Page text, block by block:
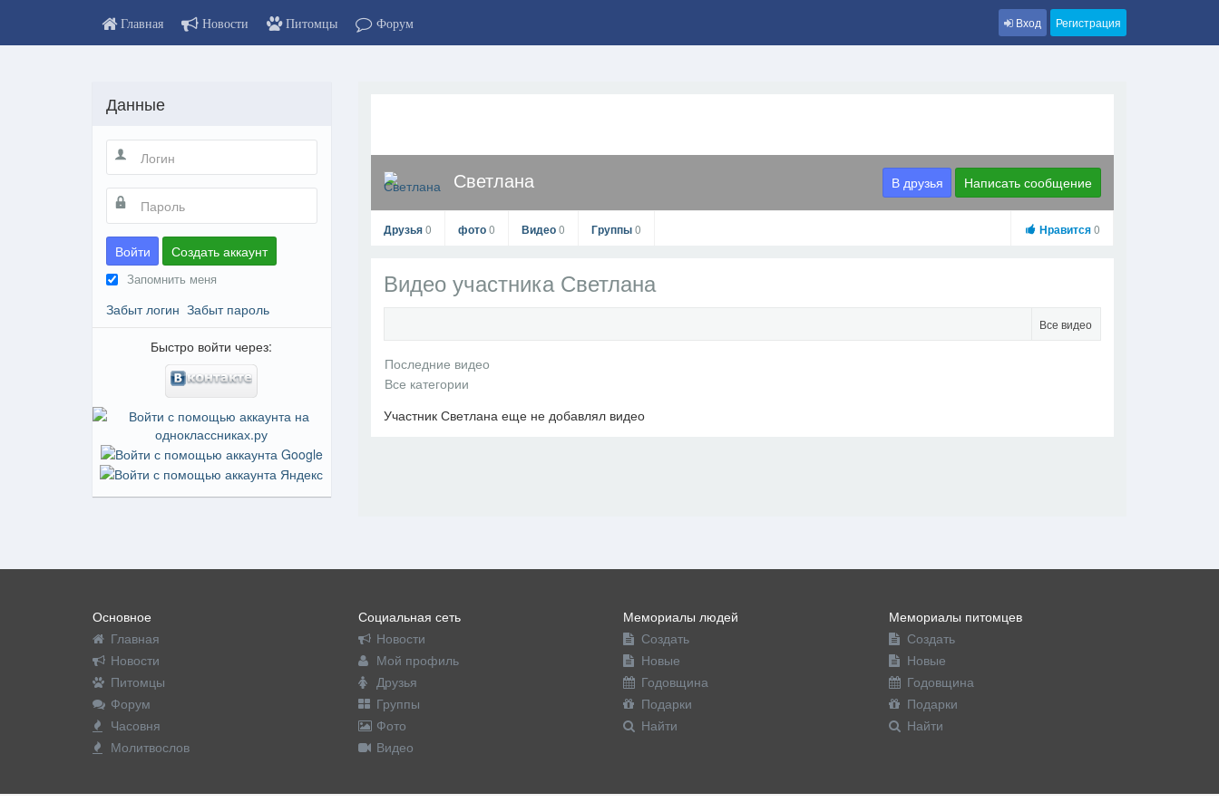
Главная Новости Питомцы Форум Вход Регистрация
Светлана В друзья Написать сообщение
Светлана
Друзья0 фото0 Видео0 Группы0 Нравится0
Видео участника Светлана
Все видео
Участник Светлана еще не добавлял видео
Данные
Войти Создать аккаунт
Запомнить меня
Забыт логин Забыт пароль
Быстро войти через:
Основное
Главная
Новости
Питомцы
Форум
Часовня
Молитвослов
Социальная сеть
Новости
Мой профиль
Друзья
Группы
Фото
Видео
Мемориалы людей
Создать
Новые
Годовщина
Подарки
Найти
Мемориалы питомцев
Создать
Новые
Годовщина
Подарки
Найти